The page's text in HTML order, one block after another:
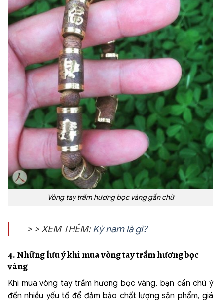
Vòng tay trầm hương bọc vàng gắn chữ
> > XEM THÊM:Kỳ nam là gì?
4. Những lưu ý khi mua vòng tay trầm hương bọc
vàng
Khi mua vòng tay trầm hương bọc vàng, bạn cần chú ý
đến nhiều yếu tố để đảm bảo chất lượng sản phẩm, giá